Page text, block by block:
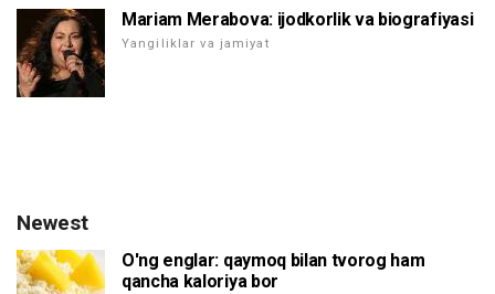
Mariam Merabova: ijodkorlik va biografiyasi
Yangiliklar va jamiyat
Newest
O'ng englar: qaymoq bilan tvorog ham
qancha kaloriya bor